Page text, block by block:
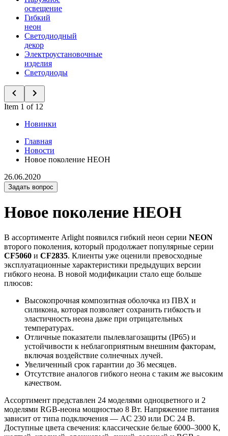
освещение
Гибкий
неон
Светодиодный
декор
Электроустановочные
изделия
Светодиоды
Item 1 of 12
Новинки
Главная
Новости
Новое поколение НЕОН
26.06.2020
Задать вопрос
Новое поколение НЕОН
В ассортименте Arlight появился гибкий неон серии NEON
второго поколения, который продолжает популярные серии
CF5060 и CF2835. Клиенты уже оценили превосходные
эксплуатационные характеристики предыдущих версии
гибкого неона. В новой модификации стало еще больше
плюсов:
Высокопрочная композитная оболочка из ПВХ и
силикона, которая позволяет сохранить гибкость и
эластичность неона даже при отрицательных
температурах.
Отличные показатели пылевлагозащиты (IP65) и
устойчивости к неблагоприятным внешним факторам,
включая воздействие солнечных лучей.
Увеличенный срок гарантии до 36 месяцев.
Отсутствие аналогов гибкого неона с таким же высоким
качеством.
Ассортимент представлен 24 моделями одноцветного и 2
моделями RGB-неона мощностью 8 Вт. Напряжение питания
зависит от типа подключения — AC 230 или DC 24 В.
Доступные цвета свечения: классические белые 6000–3000 К,